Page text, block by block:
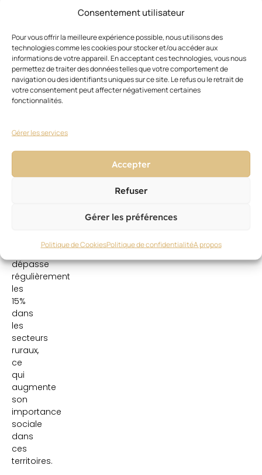
Consentement utilisateur
Pour vous offrir la meilleure expérience possible, nous utilisons des
technologies comme les cookies pour stocker et/ou accéder aux
informations de votre appareil. En acceptant ces technologies, vous nous
permettez de traiter des données telles que votre comportement de
navigation ou des identifiants uniques sur ce site. Le refus ou le retrait de
votre consentement peut affecter négativement certaines
fonctionnalités.
Gérer les services
Accepter
Refuser
Gérer les préférences
Politique de CookiesPolitique de confidentialitéA propos
plus
forte
progression,
toutes
activités
confondues.
salariés
l’artisanat
9%
dépasse
régulièrement
les
15%
dans
les
secteurs
ruraux,
ce
qui
augmente
son
importance
sociale
dans
ces
territoires.